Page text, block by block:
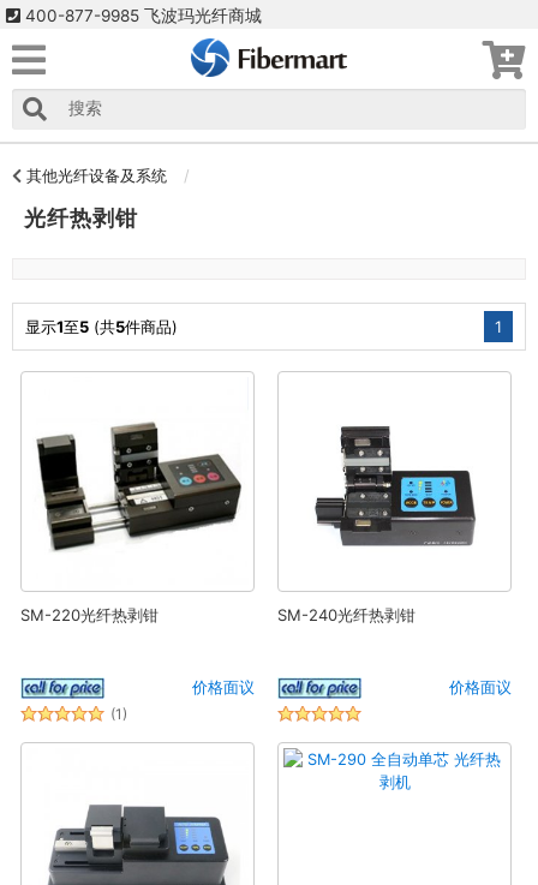
400-877-9985 飞波玛光纤商城
其他光纤设备及系统
光纤热剥钳
1
显示1至5 (共5件商品)
SM-220光纤热剥钳
价格面议
(1)
SM-240光纤热剥钳
价格面议